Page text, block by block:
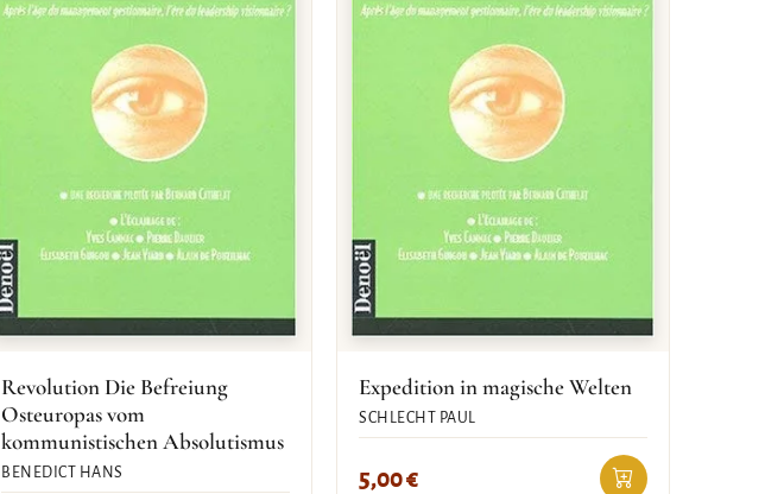
Revolution Die Befreiung
Osteuropas vom
kommunistischen Absolutismus
BENEDICT HANS
Expedition in magische Welten
SCHLECHT PAUL
5,00€